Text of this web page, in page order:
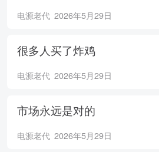
电源老代 2026年5月29日
很多人买了炸鸡
电源老代 2026年5月29日
市场永远是对的
电源老代 2026年5月29日